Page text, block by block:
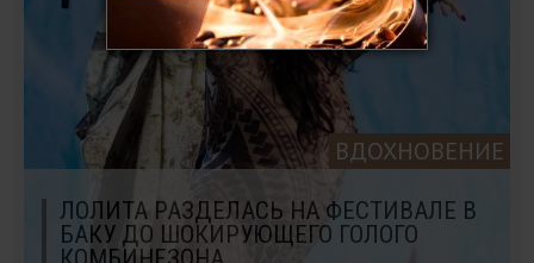
ВДОХНОВЕНИЕ
ЛОЛИТА РАЗДЕЛАСЬ НА ФЕСТИВАЛЕ В
БАКУ ДО ШОКИРУЮЩЕГО ГОЛОГО